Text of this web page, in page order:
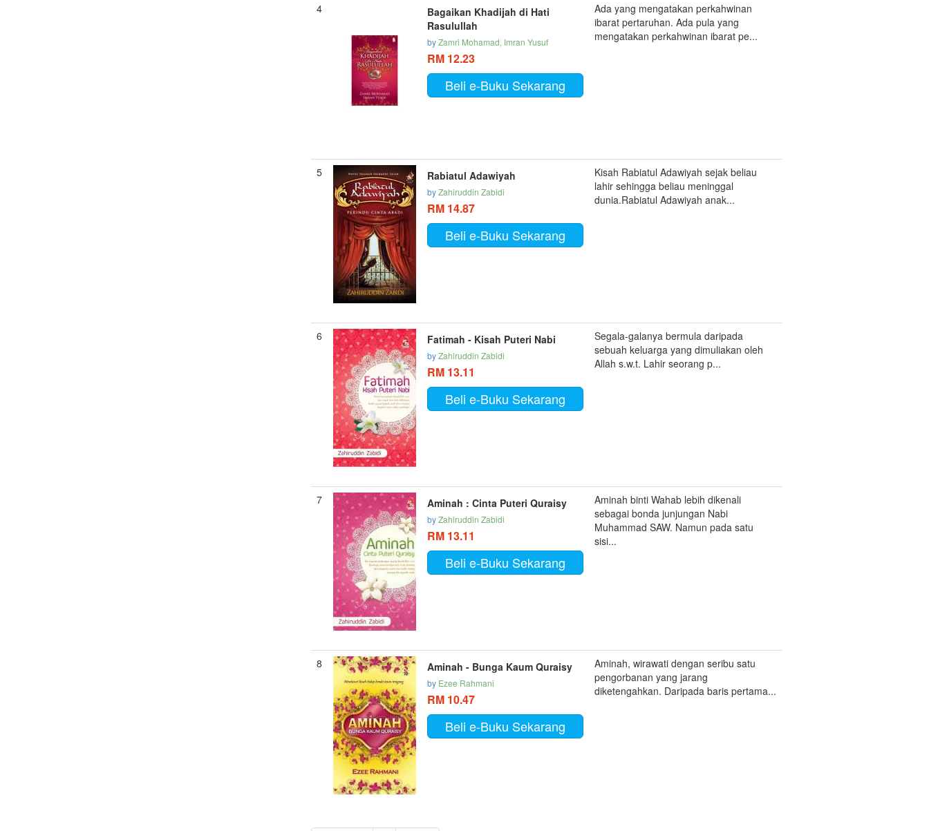
4
Bagaikan Khadijah di Hati
Rasulullah
byZamri Mohamad, Imran Yusuf
RM 12.23
Beli e-Buku Sekarang
Ada yang mengatakan perkahwinan
ibarat pertaruhan. Ada pula yang
mengatakan perkahwinan ibarat pe...
5 Rabiatul Adawiyah
byZahiruddin Zabidi
RM 14.87
Beli e-Buku Sekarang
Kisah Rabiatul Adawiyah sejak beliau
lahir sehingga beliau meninggal
dunia.Rabiatul Adawiyah anak...
6 Fatimah - Kisah Puteri Nabi
byZahiruddin Zabidi
RM 13.11
Beli e-Buku Sekarang
Segala-galanya bermula daripada
sebuah keluarga yang dimuliakan oleh
Allah s.w.t. Lahir seorang p...
7 Aminah : Cinta Puteri Quraisy
byZahiruddin Zabidi
RM 13.11
Beli e-Buku Sekarang
Aminah binti Wahab lebih dikenali
sebagai bonda junjungan Nabi
Muhammad SAW. Namun pada satu
sisi...
8 Aminah - Bunga Kaum Quraisy
by Ezee Rahmani
RM 10.47
Beli e-Buku Sekarang
Aminah, wirawati dengan seribu satu
pengorbanan yang jarang
diketengahkan. Daripada baris pertama...